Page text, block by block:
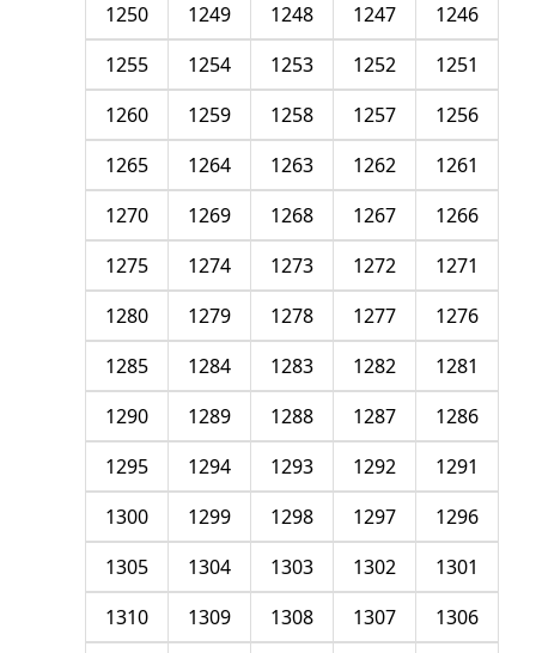
1246
1247
1248
1249
1250
1251
1252
1253
1254
1255
1256
1257
1258
1259
1260
1261
1262
1263
1264
1265
1266
1267
1268
1269
1270
1271
1272
1273
1274
1275
1276
1277
1278
1279
1280
1281
1282
1283
1284
1285
1286
1287
1288
1289
1290
1291
1292
1293
1294
1295
1296
1297
1298
1299
1300
1301
1302
1303
1304
1305
1306
1307
1308
1309
1310